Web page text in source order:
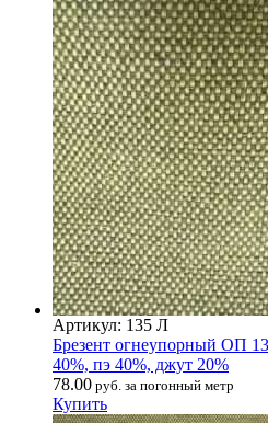
Артикул: 135 Л
Брезент огнеупорный ОП
40%, пэ 40%, джут 20%
78.00 руб. за погонный метр
Купить